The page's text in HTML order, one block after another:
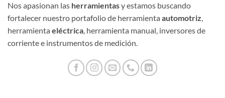
Nos apasionan las herramientasy estamos buscando
fortalecer nuestro portafolio de herramienta automotriz,
herramienta eléctrica, herramienta manual, inversores de
corriente e instrumentos de medición.